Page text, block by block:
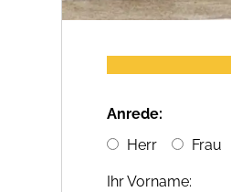
Anrede:
Herr
Frau
Ihr Vorname: